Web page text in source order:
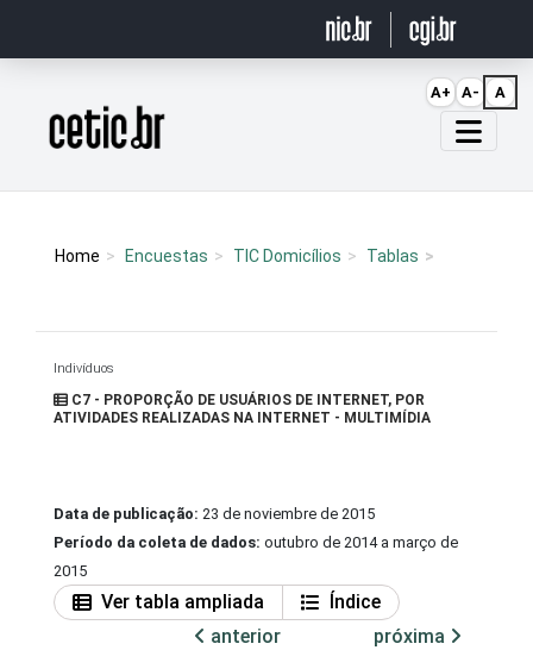
Página inicial
Home Encuestas TIC Domicílios Tablas
Indivíduos
C7 - PROPORÇÃO DE USUÁRIOS DE INTERNET, POR
ATIVIDADES REALIZADAS NA INTERNET - MULTIMÍDIA
Data de publicação: 23 de noviembre de 2015
Período da coleta de dados: outubro de 2014 a março de
2015
Ver tabla ampliada
Índice
anterior
próxima
A+ A- A